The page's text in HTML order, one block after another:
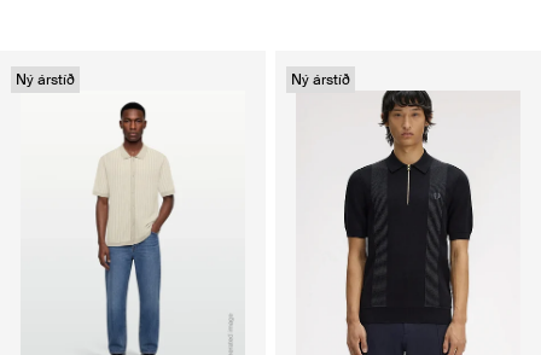
Ný árstíð Ný árstíð